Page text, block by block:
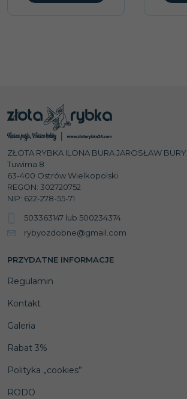
ZŁOTA RYBKA ILONA BURA JAROSŁAW BURY
Tuwima 8
63-400 Ostrów Wielkopolski
REGON: 302720752
NIP: 622-278-55-71
503363147 lub 500234374
rybyozdobne@gmail.com
PRZYDATNE INFORMACJE
Regulamin
Kontakt
Galeria
Rabat 3%
Polityka „cookies”
RODO